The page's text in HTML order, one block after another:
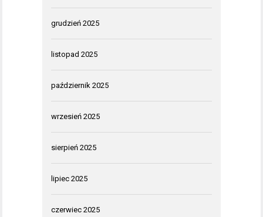
grudzień 2025
listopad 2025
październik 2025
wrzesień 2025
sierpień 2025
lipiec 2025
czerwiec 2025